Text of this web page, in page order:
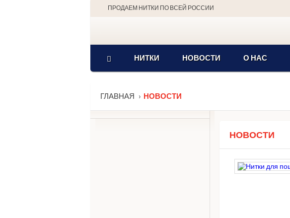
ПРОДАЕМ НИТКИ ПО ВСЕЙ РОССИИ
НИТКИ НОВОСТИ О НАС
ГЛАВНАЯ НОВОСТИ
НОВОСТИ